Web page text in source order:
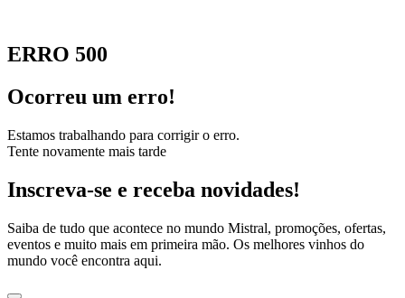
ERRO 500
Ocorreu um erro!
Estamos trabalhando para corrigir o erro.
Tente novamente mais tarde
Inscreva-se e receba novidades!
Saiba de tudo que acontece no mundo Mistral, promoções, ofertas,
eventos e muito mais em primeira mão. Os melhores vinhos do
mundo você encontra aqui.